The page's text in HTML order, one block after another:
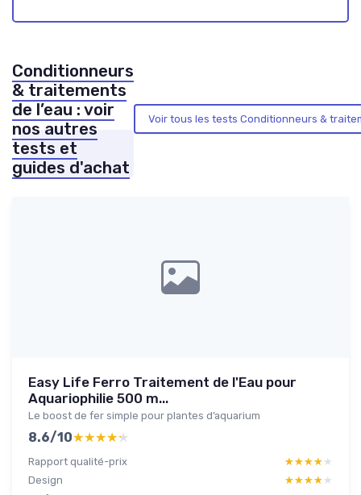
Conditionneurs
& traitements
de l’eau : voir
nos autres
tests et
guides d'achat
Voir tous les tests Conditionneurs &
Easy Life Ferro Traitement de l'Eau pour
Aquariophilie 500 m...
Le boost de fer simple pour plantes d’aquarium
8.6/10★★★★★
★★★★★
Rapport qualité-prix ★★★★★
★★★★★
Design
★★★★★
★★★★★